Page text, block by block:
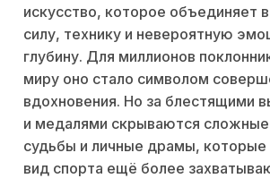
искусство, которое объединяет
силу, технику и невероятную
глубину. Для миллионов
миру оно стало символом
вдохновения. Но за блестящими
и медалями скрываются сложные
судьбы и личные драмы,
вид спорта ещё более